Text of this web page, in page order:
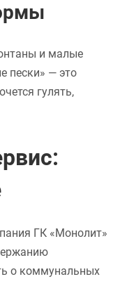
и малые
пески» — это
гулять,
ГК «Монолит»
о коммунальных